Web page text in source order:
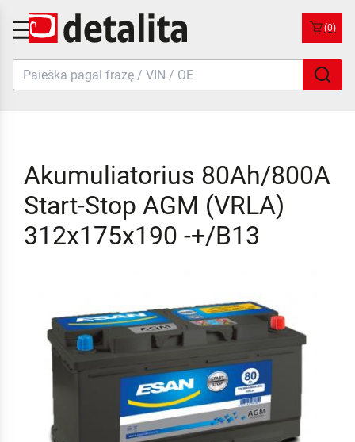
(0)
Akumuliatorius 80Ah/800A
Start-Stop AGM (VRLA)
312x175x190 -+/B13